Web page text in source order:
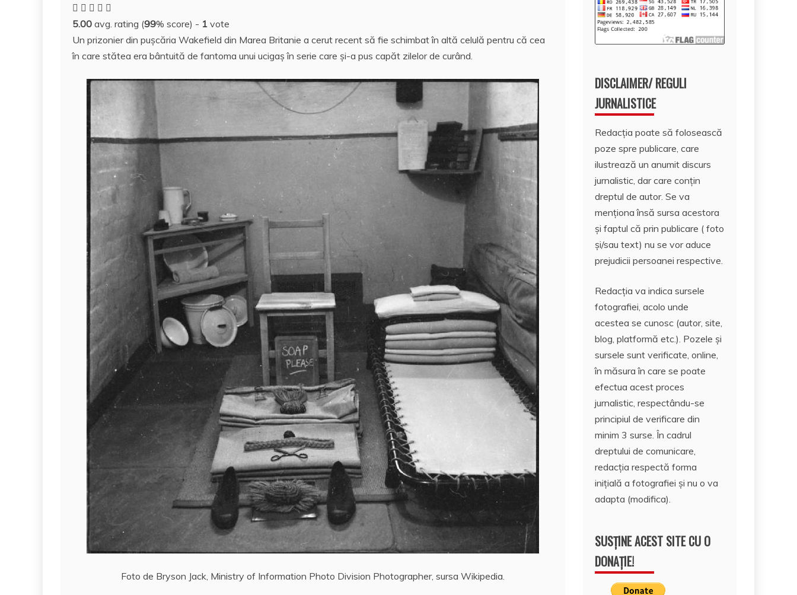
c
e
b
o
o
k
itt
er
er
e
st
m
bl
r
k
e
dI
n
S
p
a
c
e
di
t
s
A
p
p
o
o
M
ai
l
aj
e
a
z
ă
5.00 avg. rating (99% score) - 1 vote
Un prizonier din puşcăria Wakefield din Marea Britanie a cerut recent să fie schimbat în altă celulă pentru că cea
în care stătea era bântuită de fantoma unui ucigaş în serie care şi-a pus capăt zilelor de curând.
Foto de Bryson Jack, Ministry of Information Photo Division Photographer, sursa Wikipedia.
DISCLAIMER/ REGULI
JURNALISTICE
Redacția poate să folosească
poze spre publicare, care
ilustrează un anumit discurs
jurnalistic, dar care conțin
dreptul de autor. Se va
menționa însă sursa acestora
și faptul că prin publicare ( foto
și/sau text) nu se vor aduce
prejudicii persoanei respective.
Redacția va indica sursele
fotografiei, acolo unde
acestea se cunosc (autor, site,
blog, platformă etc.). Pozele și
sursele sunt verificate, online,
în măsura în care se poate
efectua acest proces
jurnalistic, respectându-se
principiul de verificare din
minim 3 surse. În cadrul
dreptului de comunicare,
redacția respectă forma
inițială a fotografiei și nu o va
adapta (modifica).
SUSȚINE ACEST SITE CU O
DONAȚIE!